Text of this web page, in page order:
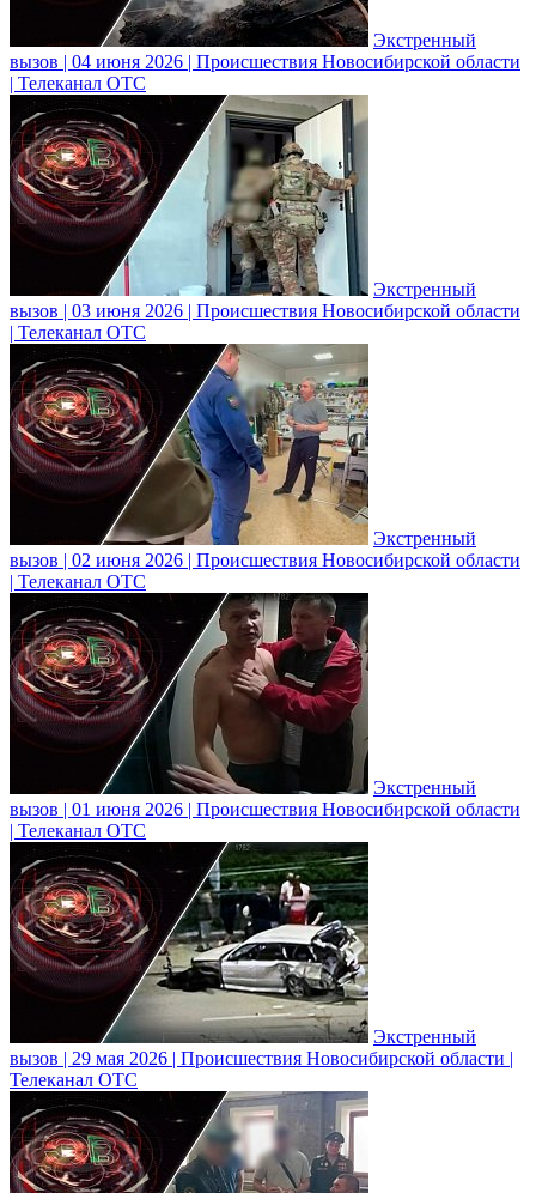
Экстренный
вызов | 04 июня 2026 | Происшествия Новосибирской области
| Телеканал ОТС
Экстренный
вызов | 03 июня 2026 | Происшествия Новосибирской области
| Телеканал ОТС
Экстренный
вызов | 02 июня 2026 | Происшествия Новосибирской области
| Телеканал ОТС
Экстренный
вызов | 01 июня 2026 | Происшествия Новосибирской области
| Телеканал ОТС
Экстренный
вызов | 29 мая 2026 | Происшествия Новосибирской области |
Телеканал ОТС